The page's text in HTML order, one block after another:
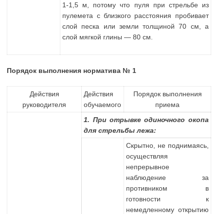
1-1,5 м, потому что пуля при стрельбе из
пулемета с близкого расстояния пробивает
слой песка или земли толщиной 70 см, а
слой мягкой глины — 80 см.
Порядок выполнения норматива № 1
Действия
руководителя
Действия
обучаемого
Порядок выполнения
приема
1. При отрывке одиночного окопа
для стрельбы лежа:
Скрытно, не поднимаясь,
осуществляя
непрерывное
наблюдение за
противником в
готовности к
немедленному открытию